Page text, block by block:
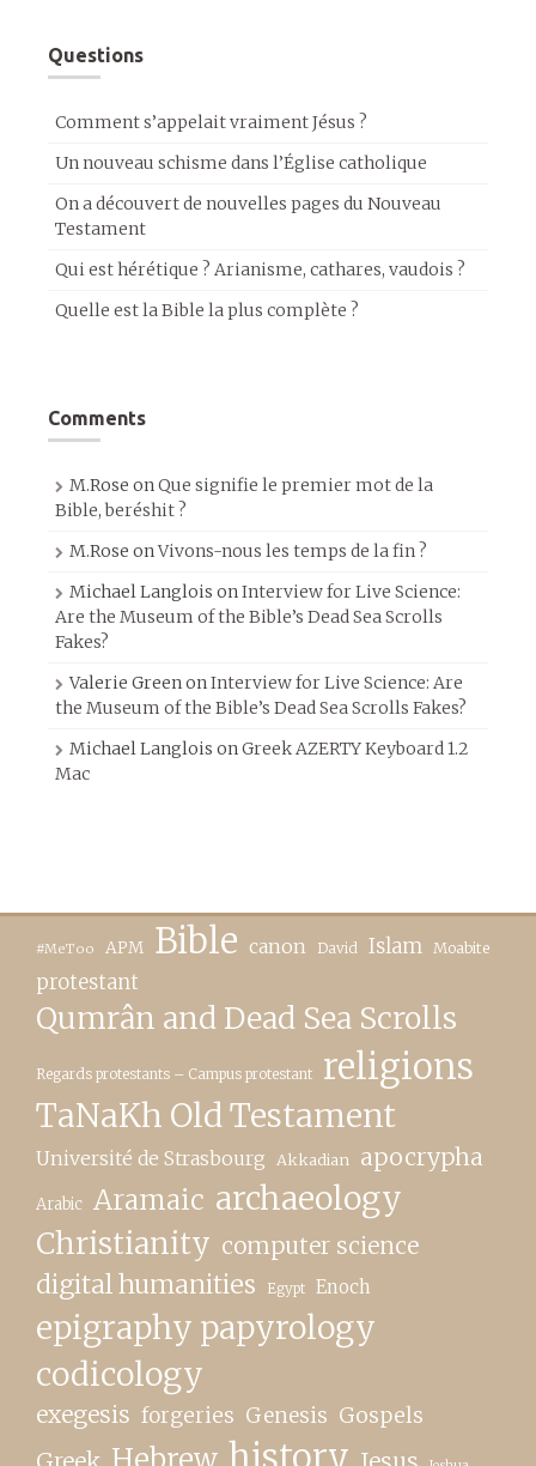
Questions
Comment s’appelait vraiment Jésus ?
Un nouveau schisme dans l’Église catholique
On a découvert de nouvelles pages du Nouveau
Testament
Qui est hérétique ? Arianisme, cathares, vaudois ?
Quelle est la Bible la plus complète ?
Comments
M.Rose onQue signifie le premier mot de la
Bible, beréshit ?
M.Rose onVivons-nous les temps de la fin ?
Michael Langlois onInterview for Live Science:
Are the Museum of the Bible’s Dead Sea Scrolls
Fakes?
Valerie GreenonInterview for Live Science: Are
the Museum of the Bible’s Dead Sea Scrolls Fakes?
Michael Langlois onGreek AZERTY Keyboard 1.2
Mac
#MeToo APM Bible canon David Islam Moabite
protestant
Qumrân and Dead Sea Scrolls
Regards protestants – Campus protestant religions
TaNaKh Old Testament
Université de Strasbourg Akkadian apocrypha
Arabic Aramaic archaeology
Christianity computer science
digital humanities Egypt Enoch
epigraphy papyrology
codicology
exegesis forgeries Genesis Gospels
history